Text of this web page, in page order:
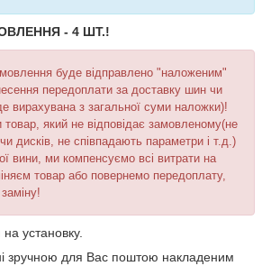
- 4 ШТ.!
буде відправлено "наложеним"
передоплати за доставку шин чи
вирахувана з загальної суми наложки)!
який не відповідає замовленому(не
дисків, не співпадають параметри і т.д.)
вини, ми компенсуємо всі витрати на
товар або повернемо передоплату,
на установку.
зручною для Вас поштою накладеним